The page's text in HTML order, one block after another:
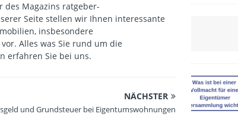
des Magazins ratgeber-
Seite stellen wir Ihnen interessante
insbesondere
Alles was Sie rund um die
erfahren Sie bei uns.
NÄCHSTER
und Grundsteuer bei Eigentumswohnungen